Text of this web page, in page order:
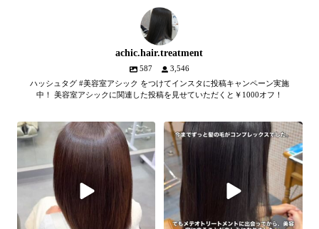
achic.hair.treatment
587
3,546
ハッシュタグ #美容室アシック をつけてインスタに投稿キャンペーン実施
中！ 美容室アシックに関連した投稿を見せていただくと￥1000オフ！
【髪質改善メテオトリートメン
SNSやYouTubeで話題のメテオト
リートメント。
髪のツヤ、諦めていません
1